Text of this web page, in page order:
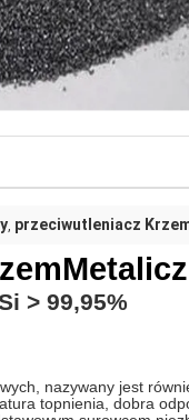
, przeciwutleniacz
> 99,95%
nazywany jest
topnienia, dobra